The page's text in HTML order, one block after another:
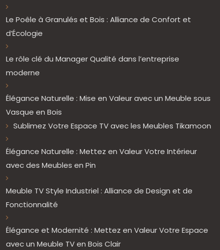
Le Poêle à Granulés et Bois : Alliance de Confort et
d’Écologie
Le rôle clé du Manager Qualité dans l’entreprise
moderne
Élégance Naturelle : Mise en Valeur avec un Meuble sous
Vasque en Bois
Sublimez Votre Espace TV avec les Meubles Tikamoon
Élégance Naturelle : Mettez en Valeur Votre Intérieur
avec des Meubles en Pin
Meuble TV Style Industriel : Alliance de Design et de
Fonctionnalité
Élégance et Modernité : Mettez en Valeur Votre Espace
avec un Meuble TV en Bois Clair